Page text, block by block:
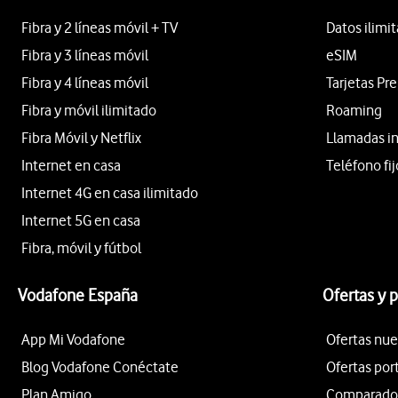
Fibra y 2 líneas móvil + TV
Fibra y 3 líneas móvil
Fibra y 4 líneas móvil
Fibra y móvil ilimitado
Fibra Móvil y Netflix
Internet en casa
Internet 4G en casa ilimitado
Internet 5G en casa
Fibra, móvil y fútbol
Datos
eSIM
Tarjetas
Roaming
Llamadas
Teléfono
Vodafone España
App Mi Vodafone
Blog Vodafone Conéctate
Plan Amigo
Ofertas y
Ofertas
Ofertas